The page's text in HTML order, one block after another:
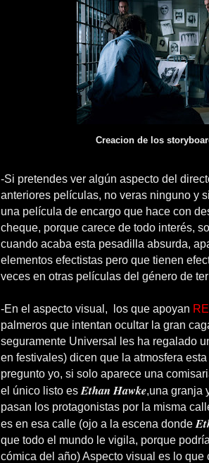
Creacion de los
-Si pretendes ver algún aspecto del
anteriores películas, no veras ninguno y
una película de encargo que hace con
cheque, porque carece de todo interés,
cuando acaba esta pesadilla absurda,
elementos efectistas pero que tienen
veces en otras películas del género de
-En el aspecto visual, los que apoyan
palmeros que intentan ocultar la gran
seguramente Universal les ha regalado
en festivales) dicen que la atmosfera
pregunto yo, si solo aparece una
el único listo es Ethan Hawke ,una granja
pasan los protagonistas por la misma
es en esa calle (ojo a la escena donde
que todo el mundo le vigila, porque
cómica del año) Aspecto visual es lo que